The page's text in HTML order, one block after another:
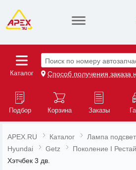
Каталог
Поиск по номеру
Способ получения заказа
Подбор Корзина Заказы
APEX.RU Каталог
Лампа
Hyundai
Getz
Поколение I
Хэтчбек 3 дв.